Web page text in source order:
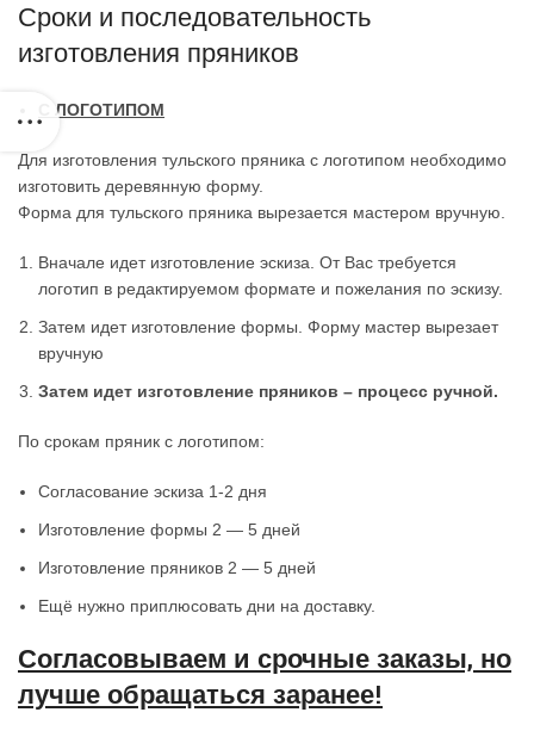
Сроки и последовательность
изготовления пряников
С ЛОГОТИПОМ
Для изготовления тульского пряника с логотипом необходимо
изготовить деревянную форму.
Форма для тульского пряника вырезается мастером вручную.
Вначале идет изготовление эскиза. От Вас требуется
логотип в редактируемом формате и пожелания по эскизу.
Затем идет изготовление формы. Форму мастер вырезает
вручную
Затем идет изготовление пряников – процесс ручной.
По срокам пряник с логотипом:
Согласование эскиза 1-2 дня
Изготовление формы 2 — 5 дней
Изготовление пряников 2 — 5 дней
Ещё нужно приплюсовать дни на доставку.
Согласовываем и срочные заказы, но
лучше обращаться заранее!